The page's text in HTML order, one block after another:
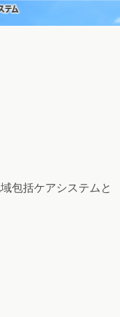
包括ケアシステムと